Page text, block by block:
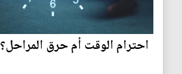
احترام الوقت أم حرق المراحل؟